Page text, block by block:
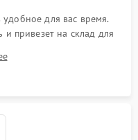
для вас время.
привезет на склад для